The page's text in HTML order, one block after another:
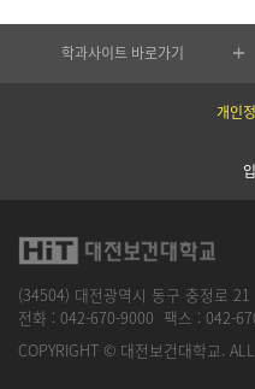
학과사이트 바로가기
개인
(34504) 대전광역시 동구 충정로 21
전화 : 042-670-9000 팩스 : 042-
COPYRIGHT © 대전보건대학교.